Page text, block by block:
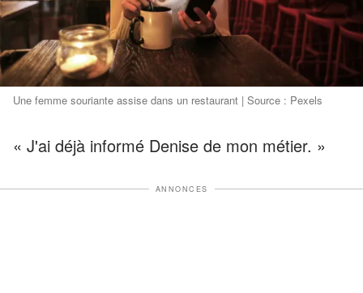
Une femme souriante assise dans un restaurant | Source : Pexels
« J'ai déjà informé Denise de mon métier. »
ANNONCES